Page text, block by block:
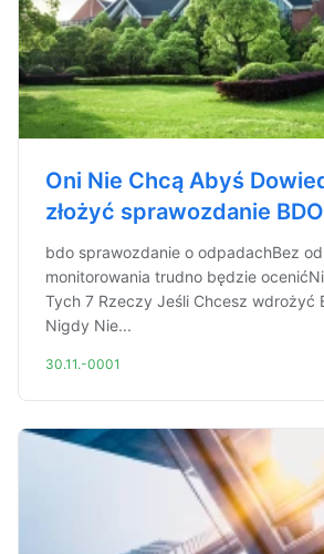
Oni Nie Chcą Abyś
złożyć sprawozdanie
bdo sprawozdanie o odpadachBez
monitorowania trudno będzie
Tych 7 Rzeczy Jeśli Chcesz wdrożyć
Nigdy Nie...
30.11.-0001